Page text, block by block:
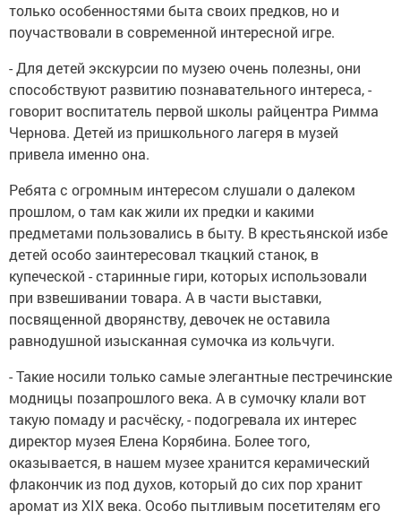
только особенностями быта своих предков, но и
поучаствовали в современной интересной игре.
- Для детей экскурсии по музею очень полезны, они
способствуют развитию познавательного интереса, -
говорит воспитатель первой школы райцентра Римма
Чернова. Детей из пришкольного лагеря в музей
привела именно она.
Ребята с огромным интересом слушали о далеком
прошлом, о там как жили их предки и какими
предметами пользовались в быту. В крестьянской избе
детей особо заинтересовал ткацкий станок, в
купеческой - старинные гири, которых использовали
при взвешивании товара. А в части выставки,
посвященной дворянству, девочек не оставила
равнодушной изысканная сумочка из кольчуги.
- Такие носили только самые элегантные пестречинские
модницы позапрошлого века. А в сумочку клали вот
такую помаду и расчёску, - подогревала их интерес
директор музея Елена Корябина. Более того,
оказывается, в нашем музее хранится керамический
флакончик из под духов, который до сих пор хранит
аромат из XIX века. Особо пытливым посетителям его